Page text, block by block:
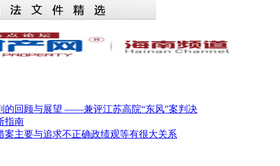
的回顾与展望 ——兼评江苏高院“东风”案判决
指南
案主要与追求不正确政绩观等有很大关系